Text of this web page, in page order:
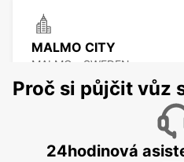
MALMO CITY
MALMO - SWEDEN
Proč si půjčit vůz
24hodinová